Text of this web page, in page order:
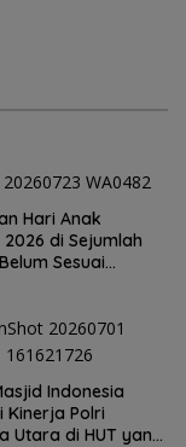
Hari Anak
di Sejumlah
Sesuai
Indonesia
Kinerja Polri
Utara di HUT yang